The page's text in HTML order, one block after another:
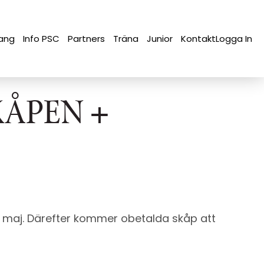
Info PSC Partners Träna Junior KontaktLogga In
+
Därefter kommer obetalda skåp att